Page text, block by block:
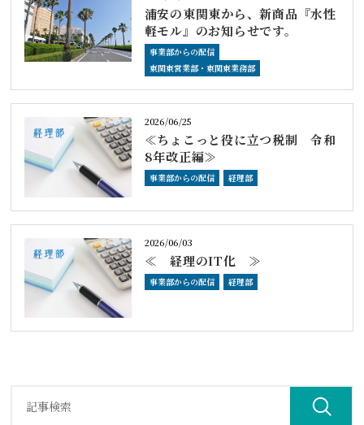
浦安の東関東から、新商品『水性
軽モル』のお知らせです。
事業部からの配信
東関東営業部・東関東業務部
2026/06/25
≪ちょこっと役に立つ税制 令和
8年改正編≫
事業部からの配信 経理部
2026/06/03
≪ 経理のIT化 ≫
事業部からの配信 経理部